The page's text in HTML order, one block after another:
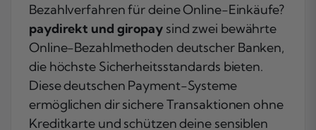
Bezahlverfahren für deine Online-Einkäufe?
paydirekt und giropaysind zwei bewährte
Online-Bezahlmethoden deutscher Banken,
die höchste Sicherheitsstandards bieten.
Diese deutschen Payment-Systeme
ermöglichen dir sichere Transaktionen ohne
Kreditkarte und schützen deine sensiblen